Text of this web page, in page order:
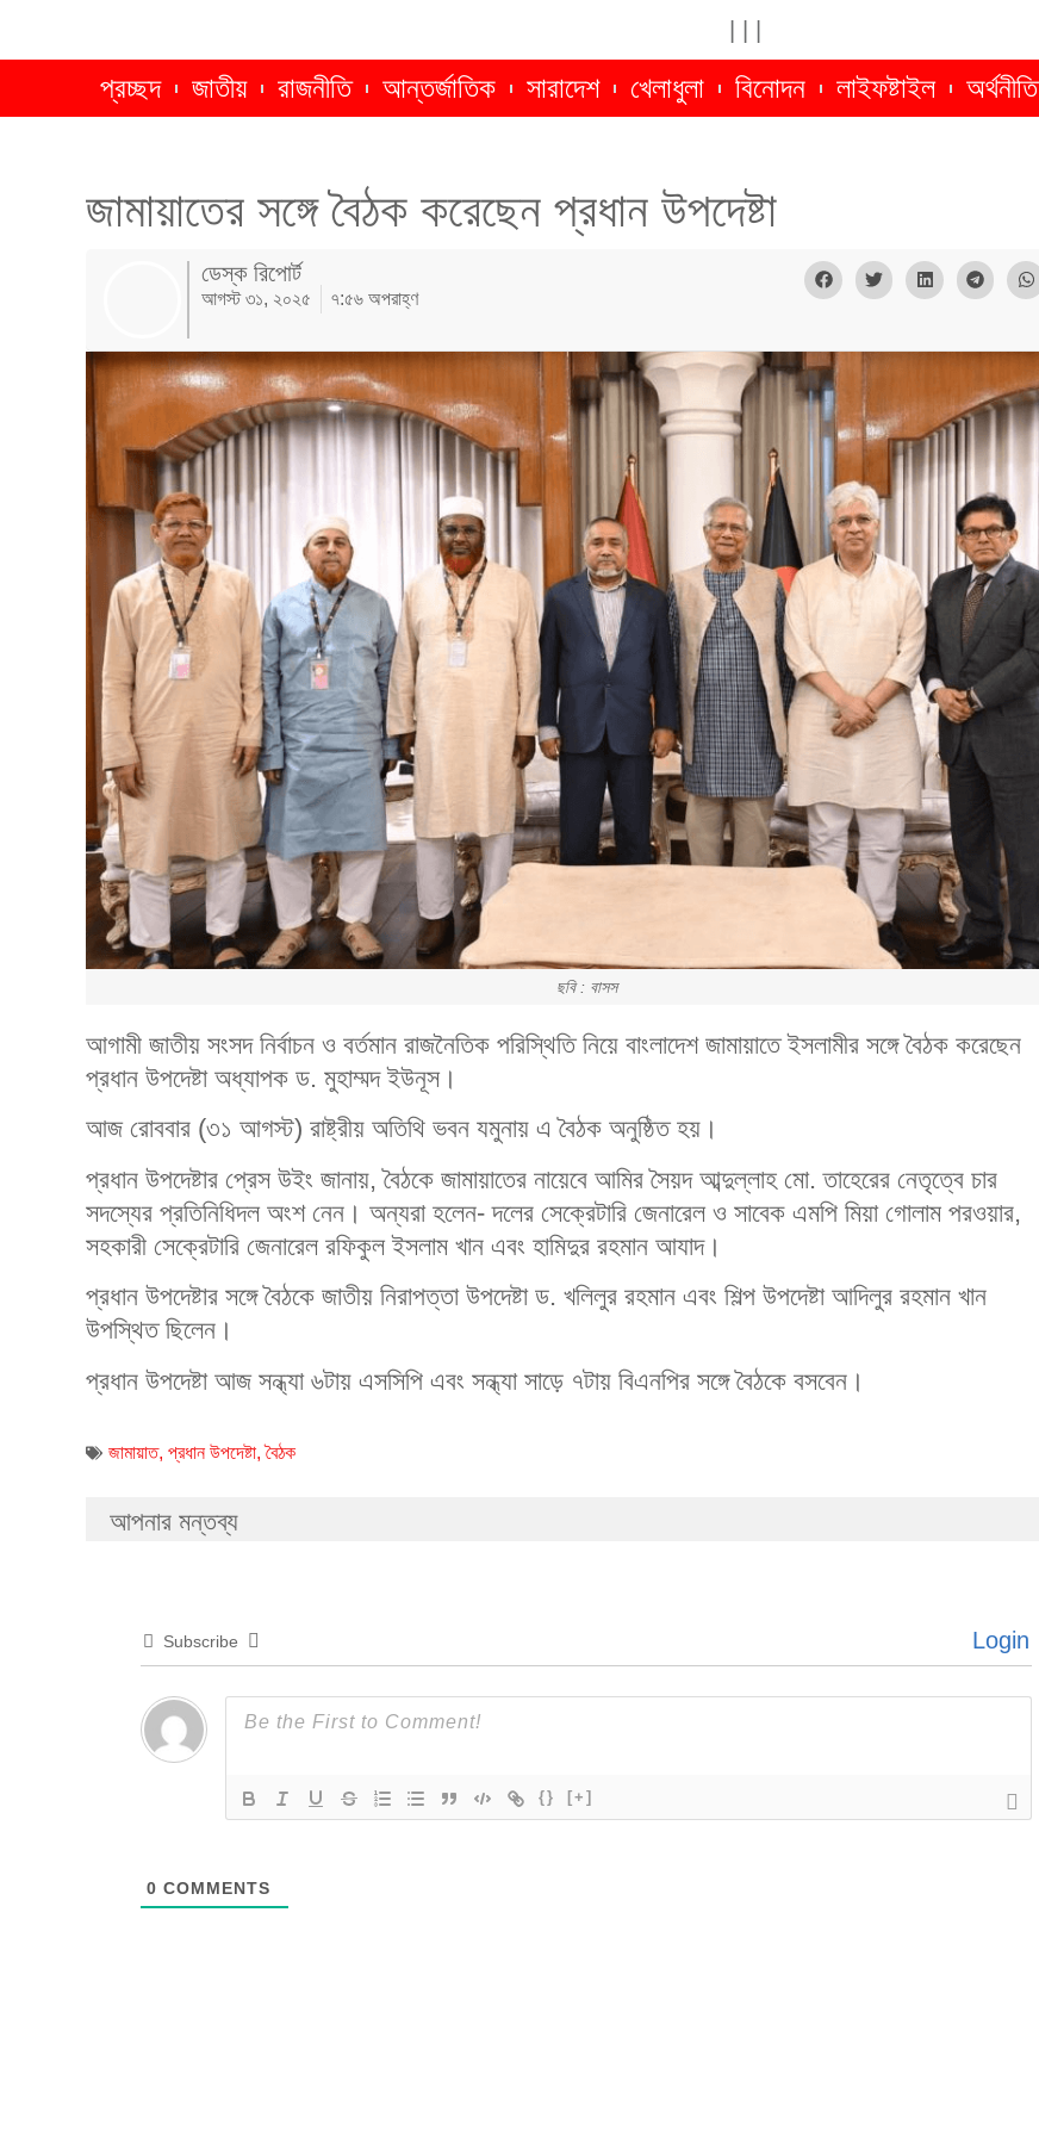
প্রচ্ছদ জাতীয় রাজনীতি আন্তর্জাতিক সারাদেশ খেলাধুলা বিনোদন লাইফষ্টাইল অর্থনীতি
জামায়াতের সঙ্গে বৈঠক করেছেন প্রধান উপদেষ্টা
ডেস্ক রিপোর্ট
আগস্ট ৩১, ২০২৫ ৭:৫৬ অপরাহ্ণ
ছবি : বাসস
আগামী জাতীয় সংসদ নির্বাচন ও বর্তমান রাজনৈতিক পরিস্থিতি নিয়ে বাংলাদেশ জামায়াতে ইসলামীর সঙ্গে বৈঠক করেছেন
প্রধান উপদেষ্টা অধ্যাপক ড. মুহাম্মদ ইউনূস।
আজ রোববার (৩১ আগস্ট) রাষ্ট্রীয় অতিথি ভবন যমুনায় এ বৈঠক অনুষ্ঠিত হয়।
প্রধান উপদেষ্টার প্রেস উইং জানায়, বৈঠকে জামায়াতের নায়েবে আমির সৈয়দ আব্দুল্লাহ মো. তাহেরের নেতৃত্বে চার
সদস্যের প্রতিনিধিদল অংশ নেন। অন্যরা হলেন- দলের সেক্রেটারি জেনারেল ও সাবেক এমপি মিয়া গোলাম পরওয়ার,
সহকারী সেক্রেটারি জেনারেল রফিকুল ইসলাম খান এবং হামিদুর রহমান আযাদ।
প্রধান উপদেষ্টার সঙ্গে বৈঠকে জাতীয় নিরাপত্তা উপদেষ্টা ড. খলিলুর রহমান এবং শিল্প উপদেষ্টা আদিলুর রহমান খান
উপস্থিত ছিলেন।
প্রধান উপদেষ্টা আজ সন্ধ্যা ৬টায় এসসিপি এবং সন্ধ্যা সাড়ে ৭টায় বিএনপির সঙ্গে বৈঠকে বসবেন।
জামায়াত, প্রধান উপদেষ্টা,বৈঠক
আপনার মন্তব্য
Subscribe Login
{} [+]
0 COMMENTS